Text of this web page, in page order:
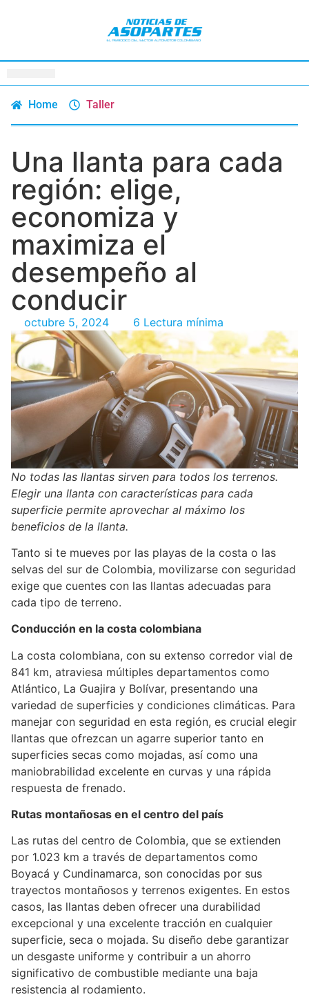
Home Taller
Una llanta para cada
región: elige,
economiza y
maximiza el
desempeño al
conducir
octubre 5, 2024 6 Lectura mínima
No todas las llantas sirven para todos los terrenos.
Elegir una llanta con características para cada
superficie permite aprovechar al máximo los
beneficios de la llanta.
Tanto si te mueves por las playas de la costa o las
selvas del sur de Colombia, movilizarse con seguridad
exige que cuentes con las llantas adecuadas para
cada tipo de terreno.
Conducción en la costa colombiana
La costa colombiana, con su extenso corredor vial de
841 km, atraviesa múltiples departamentos como
Atlántico, La Guajira y Bolívar, presentando una
variedad de superficies y condiciones climáticas. Para
manejar con seguridad en esta región, es crucial elegir
llantas que ofrezcan un agarre superior tanto en
superficies secas como mojadas, así como una
maniobrabilidad excelente en curvas y una rápida
respuesta de frenado.
Rutas montañosas en el centro del país
Las rutas del centro de Colombia, que se extienden
por 1.023 km a través de departamentos como
Boyacá y Cundinamarca, son conocidas por sus
trayectos montañosos y terrenos exigentes. En estos
casos, las llantas deben ofrecer una durabilidad
excepcional y una excelente tracción en cualquier
superficie, seca o mojada. Su diseño debe garantizar
un desgaste uniforme y contribuir a un ahorro
significativo de combustible mediante una baja
resistencia al rodamiento.